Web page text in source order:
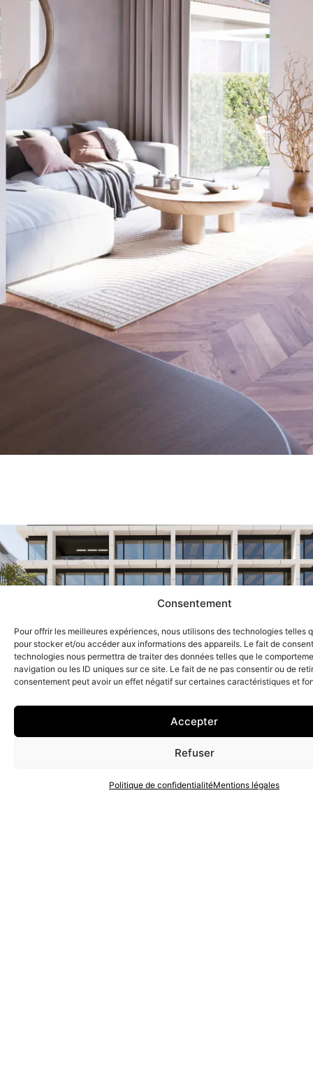
Consentement
Pour offrir les meilleures expériences, nous utilisons des technologies telles
pour stocker et/ou accéder aux informations des appareils. Le fait de
technologies nous permettra de traiter des données telles que le
navigation ou les ID uniques sur ce site. Le fait de ne pas consentir ou de
consentement peut avoir un effet négatif sur certaines caractéristiques et
Accepter
Refuser
Politique de confidentialitéMentions légales